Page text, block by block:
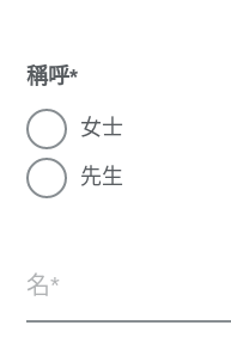
稱呼
女士
先生
名